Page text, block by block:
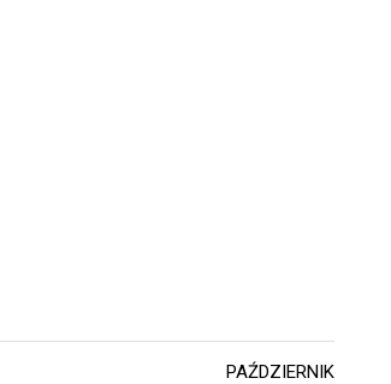
PAŹDZIERNIK